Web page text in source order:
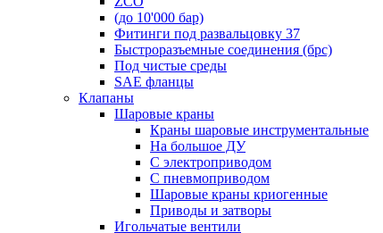
(до 10'000 бар)
Фитинги под развальцовку 37
Быстроразъемные соединения (брс)
Под чистые среды
SAE фланцы
Клапаны
Шаровые краны
Краны шаровые инструментальные
На большое ДУ
С электроприводом
С пневмоприводом
Шаровые краны криогенные
Приводы и затворы
Игольчатые вентили